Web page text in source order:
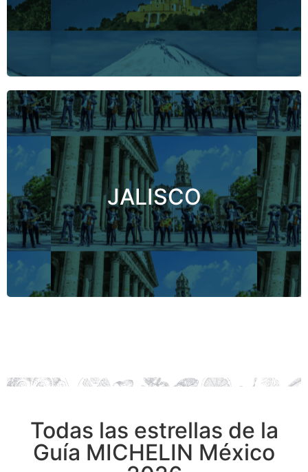
reinterpretan su herencia culinaria.
¡Descubre PUEBLA!
JALISCO
Jalisco es la tierra donde el sabor se convierte
en identidad. Cuna de productos con
Denominación de Origen (DO) como el tequila,
la raicilla y el chile de árbol Yahualica, este
estado resume en su cocina historia, esencia
mexicana, pero también innovación y
creatividad en propuestas contemporáneas.
Cada rincón gastronómico, brinda a nuestros
visitantes un viaje sensorial de sabores, texturas
y colores.
¡Bienvenido Jalisco!
Guía MICHELIN México
2026